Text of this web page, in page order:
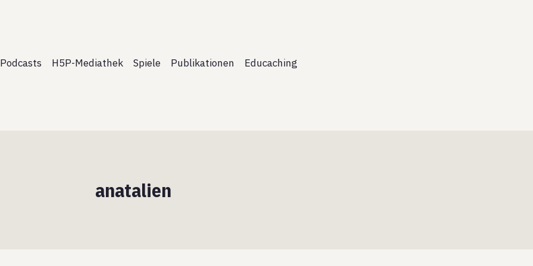
Podcasts H5P-Mediathek Spiele Publikationen Educaching
anatalien